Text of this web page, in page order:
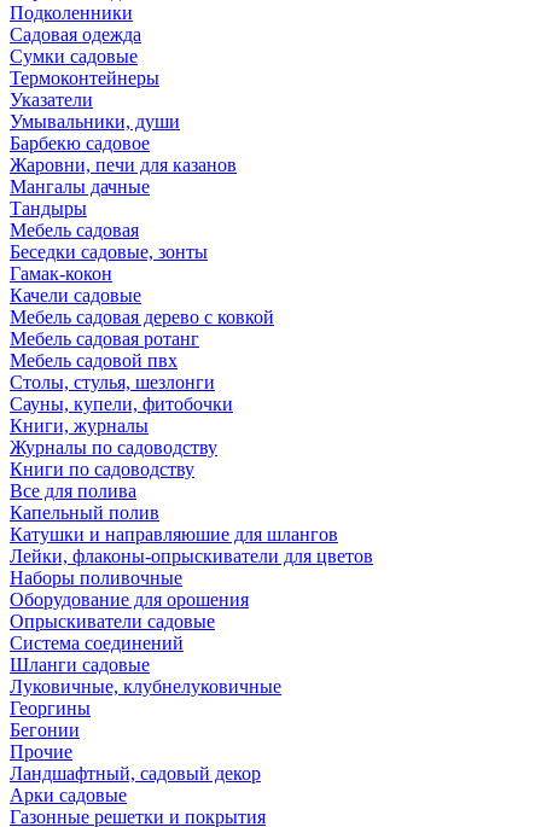
Подколенники
Садовая одежда
Сумки садовые
Термоконтейнеры
Указатели
Умывальники, души
Барбекю садовое
Жаровни, печи для казанов
Мангалы дачные
Тандыры
Мебель садовая
Беседки садовые, зонты
Гамак-кокон
Качели садовые
Мебель садовая дерево с ковкой
Мебель садовая ротанг
Мебель садовой пвх
Столы, стулья, шезлонги
Сауны, купели, фитобочки
Книги, журналы
Журналы по садоводству
Книги по садоводству
Все для полива
Капельный полив
Катушки и направляюшие для шлангов
Лейки, флаконы-опрыскиватели для цветов
Наборы поливочные
Оборудование для орошения
Опрыскиватели садовые
Система соединений
Шланги садовые
Луковичные, клубнелуковичные
Георгины
Бегонии
Прочие
Ландшафтный, садовый декор
Арки садовые
Газонные решетки и покрытия